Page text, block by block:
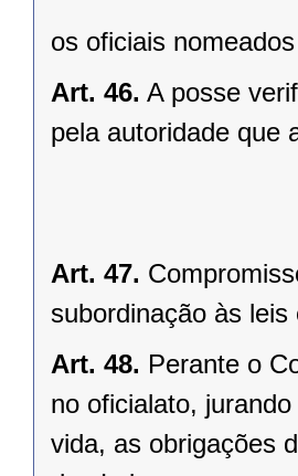
os oficiais
Art. 46. A posse
pela autoridade que
Art. 47.
subordinação às
Art. 48. Perante o
no oficialato,
vida, as obrigações